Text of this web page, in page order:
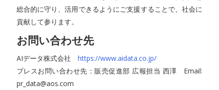
総合的に守り、活用できるようにご支援することで、社会に
貢献して参ります。
お問い合わせ先
AIデータ株式会社 https://www.aidata.co.jp/
プレスお問い合わせ先：販売促進部 広報担当 西澤 Email:
pr_data@aos.com